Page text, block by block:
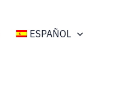
ESPAÑOL